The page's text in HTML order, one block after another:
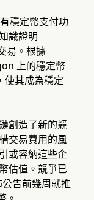
穩定幣支付功
識證明
易。根據
上的穩定幣
使其成為穩定
創造了新的競
交易費用的風
或容納這些企
估值。競爭已
告前幾周就推